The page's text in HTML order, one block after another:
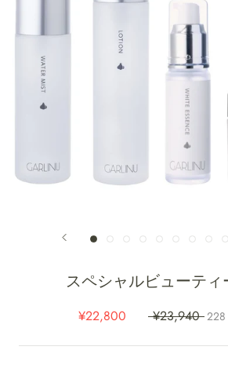
スペシャルビューティ
¥22,800 ¥23,940 228